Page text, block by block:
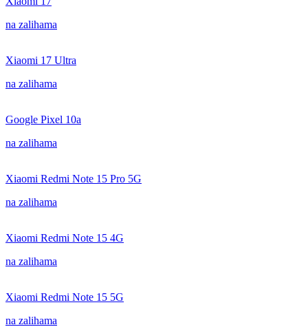
na zalihama
Xiaomi 17 Ultra
na zalihama
Google Pixel 10a
na zalihama
Xiaomi Redmi Note 15 Pro 5G
na zalihama
Xiaomi Redmi Note 15 4G
na zalihama
Xiaomi Redmi Note 15 5G
na zalihama